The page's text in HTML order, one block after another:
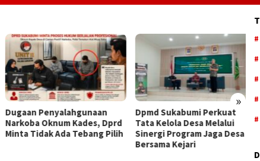
»
Dugaan Penyalahgunaan
Narkoba Oknum Kades, Dprd
Minta Tidak Ada Tebang Pilih
Dpmd Sukabumi Perkuat
Tata Kelola Desa Melalui
Sinergi Program Jaga Desa
Bersama Kejari